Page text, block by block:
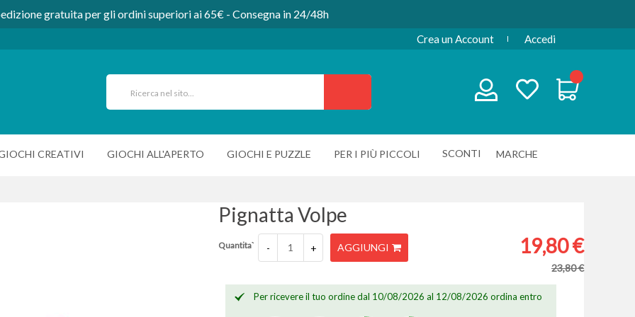
gratuita per gli ordini superiori ai 65€ - Consegna in 24/48h
Crea un Account Accedi
CREATIVI GIOCHI ALL'APERTO GIOCHI E PUZZLE PER I PIÙ PICCOLI SCONTI MARCHE
Pignatta Volpe
Quantita` - + AGGIUNGI 19,80 €
23,80 €
Per ricevere il tuo ordine dal 10/08/2026 al 12/08/2026 ordina entro